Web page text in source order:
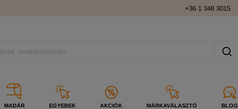
+36 1 348 3015
MADÁR EGYEBEK AKCIÓK MÁRKAVÁLASZTÓ BLOG